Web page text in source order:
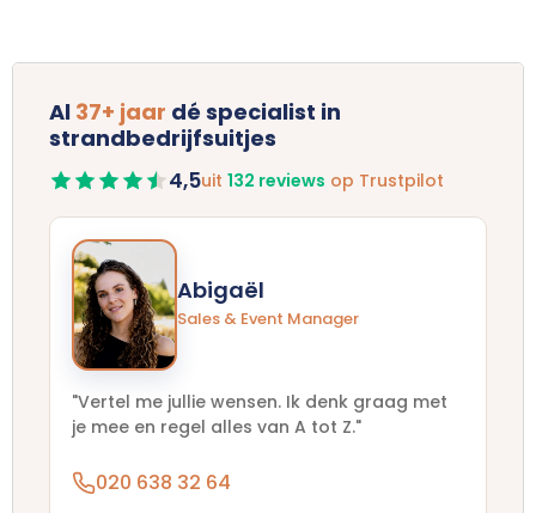
Al 37+ jaar dé specialist in
strandbedrijfsuitjes
4,5uit 132 reviews op Trustpilot
Abigaël
Sales & Event Manager
"Vertel me jullie wensen. Ik denk graag met
je mee en regel alles van A tot Z."
020 638 32 64